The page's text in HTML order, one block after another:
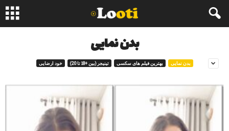
بدن نمایی
بدن نمایی بهترین فیلم های سکسی تینیجر (بین +18 تا 20) خود ارضایی